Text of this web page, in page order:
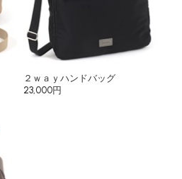
２ｗａｙハンドバッグ
23,000円